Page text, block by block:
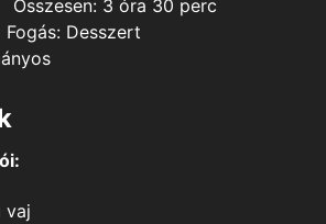
Összesen: 3 hours
óra 30 minutes
perc
Fogás: Desszert
vaj